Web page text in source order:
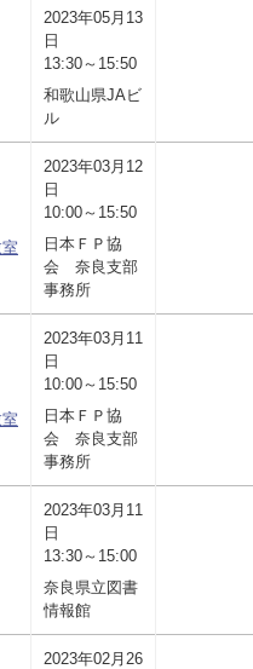
2023年05月13
日
13:30～15:50
和歌山県JAビ
ル
2023年03月12
日
10:00～15:50
日本ＦＰ協
会 奈良支部
事務所
2023年03月11
日
10:00～15:50
日本ＦＰ協
会 奈良支部
事務所
2023年03月11
日
13:30～15:00
奈良県立図書
情報館
2023年02月26